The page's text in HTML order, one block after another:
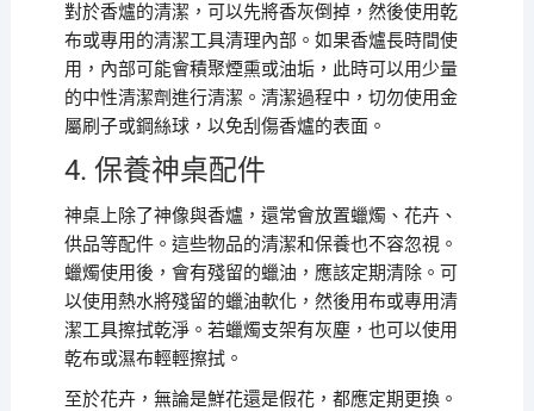
對於香爐的清潔，可以先將香灰倒掉，然後使用乾
布或專用的清潔工具清理內部。如果香爐長時間使
用，內部可能會積聚煙熏或油垢，此時可以用少量
的中性清潔劑進行清潔。清潔過程中，切勿使用金
屬刷子或鋼絲球，以免刮傷香爐的表面。
4. 保養神桌配件
神桌上除了神像與香爐，還常會放置蠟燭、花卉、
供品等配件。這些物品的清潔和保養也不容忽視。
蠟燭使用後，會有殘留的蠟油，應該定期清除。可
以使用熱水將殘留的蠟油軟化，然後用布或專用清
潔工具擦拭乾淨。若蠟燭支架有灰塵，也可以使用
乾布或濕布輕輕擦拭。
至於花卉，無論是鮮花還是假花，都應定期更換。